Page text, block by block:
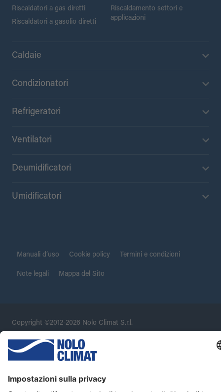
Riscaldatori a gas diretti
Riscaldatori a gasolio diretti
Riscaldamento settori e
applicazioni
Caldaie
Condizionatori
Refrigeratori
Ventilatori
Deumidificatori
Umidificatori
Manuali d’uso Cookie policy Termini e condizioni
Note legali Mappa del Sito
Copyright ©2012-2026 Nolo Climat S.r.l.